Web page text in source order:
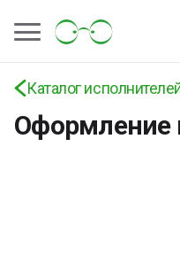
Каталог
Оформление